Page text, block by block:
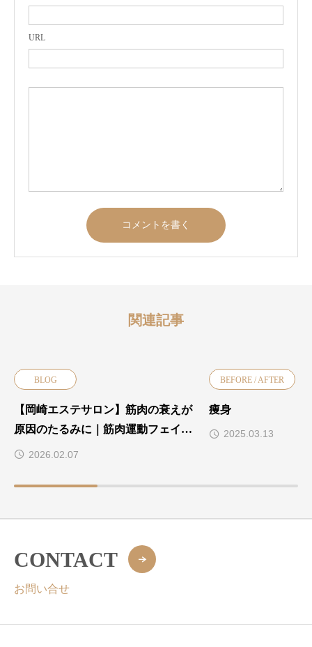
URL
関連記事
BLOG
【岡崎エステサロン】筋肉の衰えが
原因のたるみに｜筋肉運動フェイシ
ャル（干渉波）
2026.02.07
BEFORE / AFTER
痩身
2025.03.13
CONTACT
お問い合せ